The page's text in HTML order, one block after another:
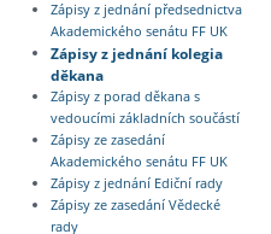
Zápisy z jednání předsednictva
Akademického senátu FF UK
Zápisy z jednání kolegia
děkana
Zápisy z porad děkana s
vedoucími základních součástí
Zápisy ze zasedání
Akademického senátu FF UK
Zápisy z jednání Ediční rady
Zápisy ze zasedání Vědecké
rady